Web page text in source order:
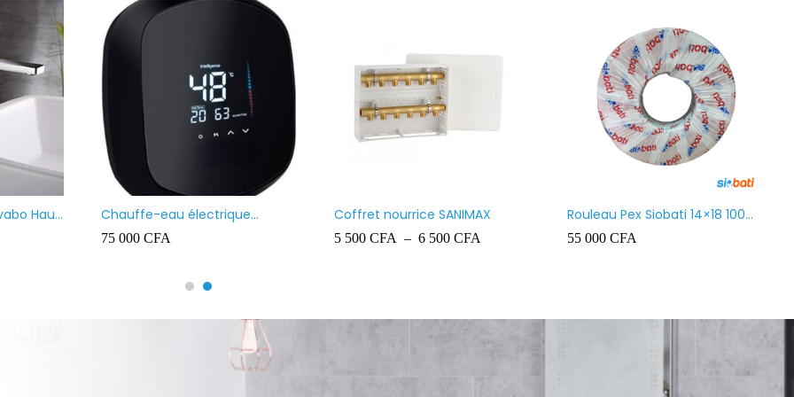
Chauffe-eau marque VENUS
Chauffe-eau marque VENUS
80L
80 000CFA
Chauffe-eau marque